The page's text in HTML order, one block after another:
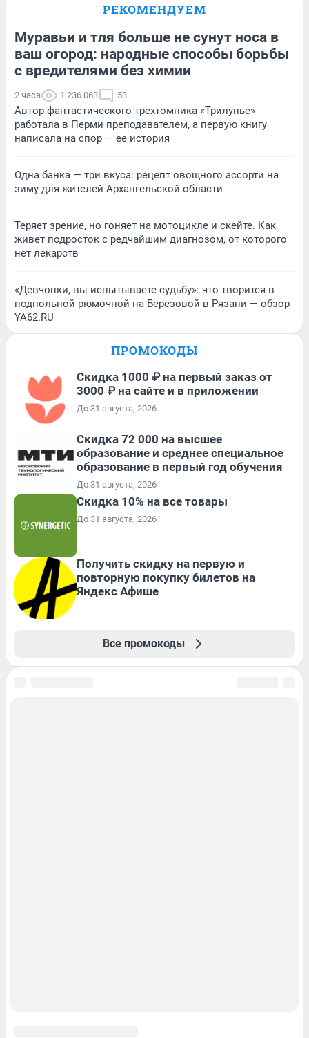
РЕКОМЕНДУЕМ
Муравьи и тля больше не сунут носа в
ваш огород: народные способы борьбы
с вредителями без химии
2 часа 1 236 063 53
Автор фантастического трехтомника «Трилунье»
работала в Перми преподавателем, а первую книгу
написала на спор — ее история
Одна банка — три вкуса: рецепт овощного ассорти на
зиму для жителей Архангельской области
Теряет зрение, но гоняет на мотоцикле и скейте. Как
живет подросток с редчайшим диагнозом, от которого
нет лекарств
«Девчонки, вы испытываете судьбу»: что творится в
подпольной рюмочной на Березовой в Рязани — обзор
YA62.RU
ПРОМОКОДЫ
Скидка 1000 ₽ на первый заказ от
3000 ₽ на сайте и в приложении
До 31 августа, 2026
Скидка 72 000 на высшее
образование и среднее специальное
образование в первый год обучения
До 31 августа, 2026
Скидка 10% на все товары
До 31 августа, 2026
Получить скидку на первую и
повторную покупку билетов на
Яндекс Афише
Все промокоды